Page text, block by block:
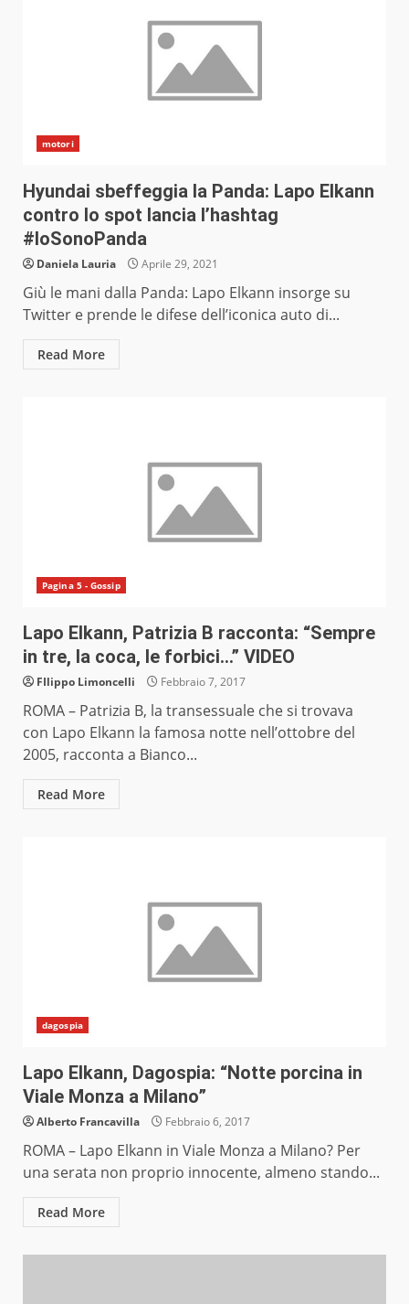
motori
Hyundai sbeffeggia la Panda: Lapo Elkann
contro lo spot lancia l’hashtag
#IoSonoPanda
Daniela Lauria Aprile 29, 2021
Giù le mani dalla Panda: Lapo Elkann insorge su
Twitter e prende le difese dell’iconica auto di...
Read More
Pagina 5 - Gossip
Lapo Elkann, Patrizia B racconta: “Sempre
in tre, la coca, le forbici…” VIDEO
FIlippo Limoncelli Febbraio 7, 2017
ROMA – Patrizia B, la transessuale che si trovava
con Lapo Elkann la famosa notte nell’ottobre del
2005, racconta a Bianco...
Read More
dagospia
Lapo Elkann, Dagospia: “Notte porcina in
Viale Monza a Milano”
Alberto Francavilla Febbraio 6, 2017
ROMA – Lapo Elkann in Viale Monza a Milano? Per
una serata non proprio innocente, almeno stando...
Read More